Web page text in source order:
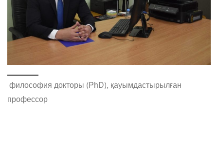
философия докторы (PhD), қауымдастырылған
профессор